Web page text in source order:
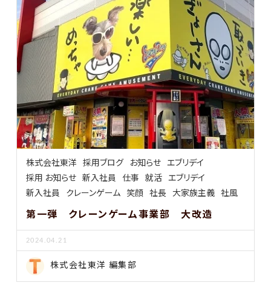
株式会社東洋 採用ブログ お知らせ エブリデイ
採用 お知らせ 新入社員 仕事 就活 エブリデイ
新入社員
クレーンゲーム 笑顔 社長 大家族主義 社風
第一弾 クレーンゲーム事業部 大改造
2024.04.21
株式会社東洋 編集部